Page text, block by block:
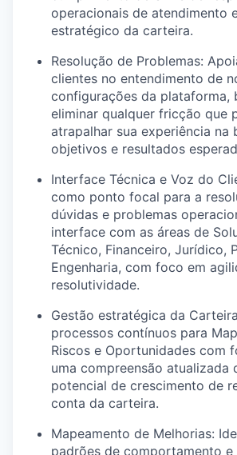
operacionais de atendimento
estratégico da carteira.
Resolução de Problemas:
clientes no entendimento de
configurações da plataforma,
eliminar qualquer fricção que
atrapalhar sua experiência na
objetivos e resultados
Interface Técnica e Voz do
como ponto focal para a
dúvidas e problemas
interface com as áreas de
Técnico, Financeiro, Jurídico,
Engenharia, com foco em
resolutividade.
Gestão estratégica da
processos contínuos para
Riscos e Oportunidades com
uma compreensão atualizada
potencial de crescimento de
conta da carteira.
Mapeamento de Melhorias:
padrões de comportamento e